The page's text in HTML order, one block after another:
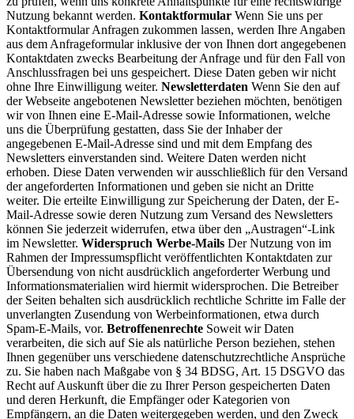
Nutzung bekannt werden. Kontaktformular Wenn Sie uns per
Kontaktformular Anfragen zukommen lassen, werden Ihre Angaben
aus dem Anfrageformular inklusive der von Ihnen dort angegebenen
Kontaktdaten zwecks Bearbeitung der Anfrage und für den Fall von
Anschlussfragen bei uns gespeichert. Diese Daten geben wir nicht
ohne Ihre Einwilligung weiter. Newsletterdaten Wenn Sie den auf
der Webseite angebotenen Newsletter beziehen möchten, benötigen
wir von Ihnen eine E-Mail-Adresse sowie Informationen, welche
uns die Überprüfung gestatten, dass Sie der Inhaber der
angegebenen E-Mail-Adresse sind und mit dem Empfang des
Newsletters einverstanden sind. Weitere Daten werden nicht
erhoben. Diese Daten verwenden wir ausschließlich für den Versand
der angeforderten Informationen und geben sie nicht an Dritte
weiter. Die erteilte Einwilligung zur Speicherung der Daten, der E-
Mail-Adresse sowie deren Nutzung zum Versand des Newsletters
können Sie jederzeit widerrufen, etwa über den „Austragen“-Link
im Newsletter. Widerspruch Werbe-Mails Der Nutzung von im
Rahmen der Impressumspflicht veröffentlichten Kontaktdaten zur
Übersendung von nicht ausdrücklich angeforderter Werbung und
Informationsmaterialien wird hiermit widersprochen. Die Betreiber
der Seiten behalten sich ausdrücklich rechtliche Schritte im Falle der
unverlangten Zusendung von Werbeinformationen, etwa durch
Spam-E-Mails, vor. Betroffenenrechte Soweit wir Daten
verarbeiten, die sich auf Sie als natürliche Person beziehen, stehen
Ihnen gegenüber uns verschiedene datenschutzrechtliche Ansprüche
zu. Sie haben nach Maßgabe von § 34 BDSG, Art. 15 DSGVO das
Recht auf Auskunft über die zu Ihrer Person gespeicherten Daten
und deren Herkunft, die Empfänger oder Kategorien von
Empfängern, an die Daten weitergegeben werden, und den Zweck